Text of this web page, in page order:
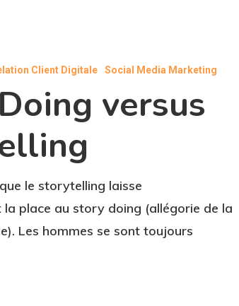
Client Digitale Social Media Marketing
versus
le storytelling laisse
place au story doing (allégorie de la
Les hommes se sont toujours